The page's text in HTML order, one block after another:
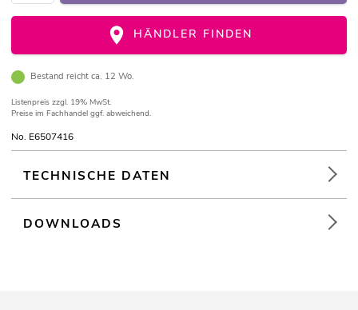
HÄNDLER FINDEN
Bestand reicht ca. 12 Wo.
Listenpreis zzgl. 19% MwSt.
Preise im Fachhandel ggf. abweichend.
No. E6507416
TECHNISCHE DATEN
DOWNLOADS